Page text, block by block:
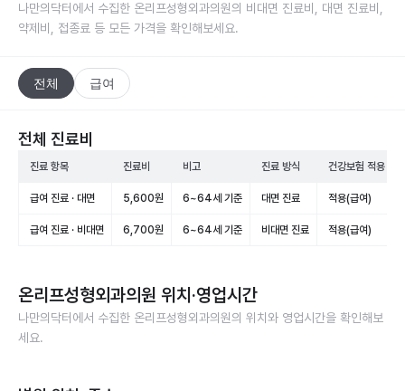
나만의닥터에서 수집한 온리프성형외과의원의 비대면 진료비, 대면 진료비,
약제비, 접종료 등 모든 가격을 확인해보세요.
전체 급여
전체 진료비
진료 항목 진료비 비고 진료 방식 건강보험 적용
급여 진료 · 대면 5,600원 6~64세 기준 대면 진료 적용(급여)
급여 진료 · 비대면 6,700원 6~64세 기준 비대면 진료 적용(급여)
온리프성형외과의원 위치·영업시간
나만의닥터에서 수집한 온리프성형외과의원의 위치와 영업시간을 확인해보
세요.